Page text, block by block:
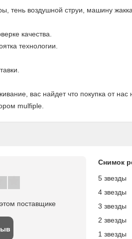
тень воздушной струи, машину
качества.
технологии.
вас найдет что покупка от
mulfiple.
поставщике
Снимок
5 звезды
4 звезды
3 звезды
2 звезды
1 звезды